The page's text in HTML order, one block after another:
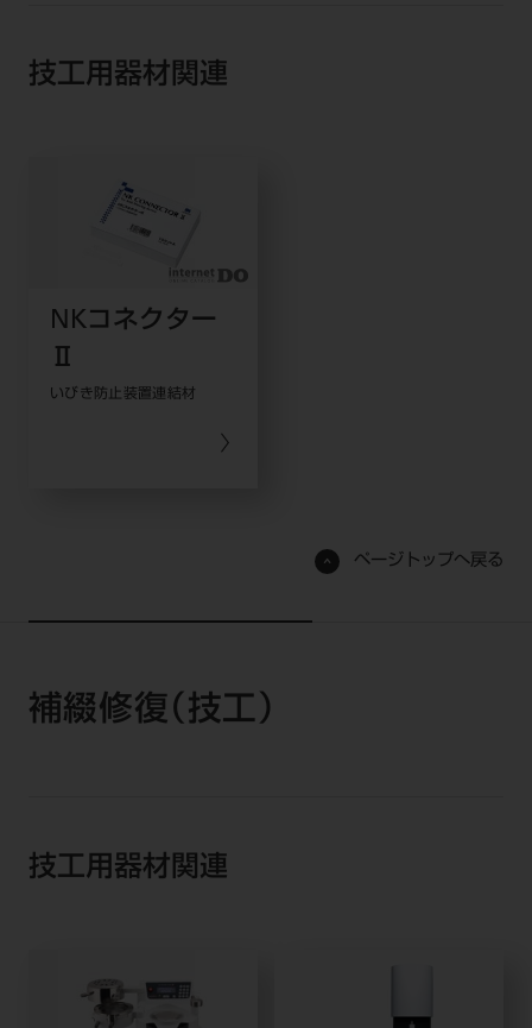
技工用器材関連
NKコネクター
Ⅱ
いびき防止装置連結材
ページトップへ戻る
補綴修復（技工）
技工用器材関連